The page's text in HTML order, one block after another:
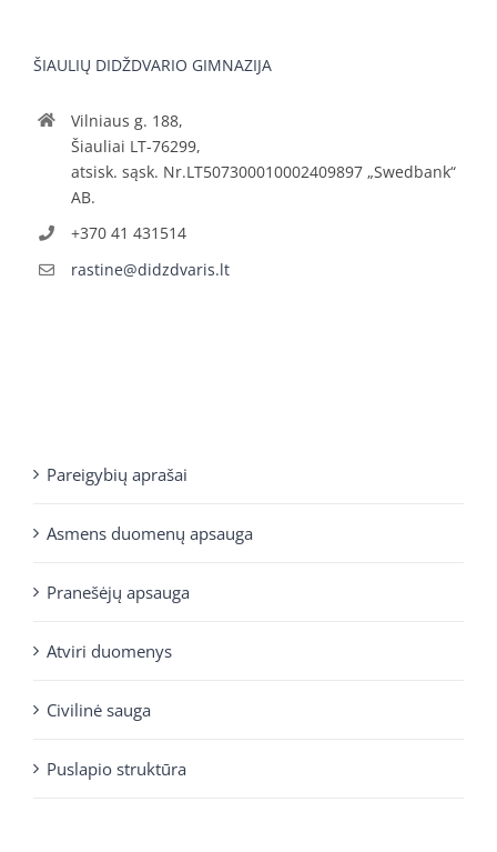
ŠIAULIŲ DIDŽDVARIO GIMNAZIJA
Vilniaus g. 188,
Šiauliai LT-76299,
atsisk. sąsk. Nr.LT507300010002409897 „Swedbank“
AB.
+370 41 431514
rastine@didzdvaris.lt
Pareigybių aprašai
Asmens duomenų apsauga
Pranešėjų apsauga
Atviri duomenys
Civilinė sauga
Puslapio struktūra